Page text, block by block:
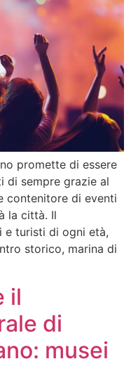
promette di essere
di sempre grazie al
contenitore di eventi
la città. Il
e turisti di ogni età,
storico, marina di
il
di
musei